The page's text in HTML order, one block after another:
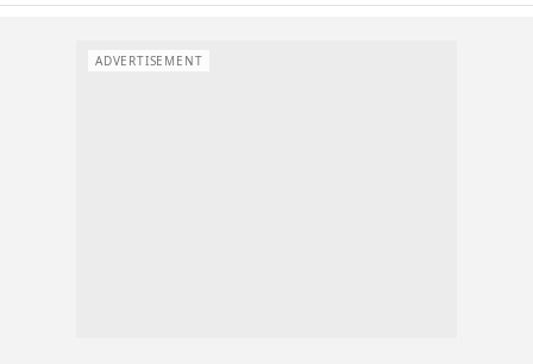
ADVERTISEMENT